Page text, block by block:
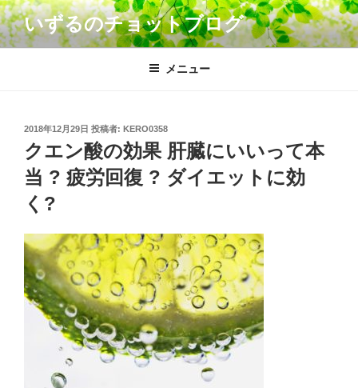
コ
ン
テ
いずるのチョットブログ
メニュー
投
稿
日:
2018年12月29日 投稿者: KERO0358
クエン酸の効果 肝臓にいいって本
当 ? 疲労回復 ? ダイエットに効
く?